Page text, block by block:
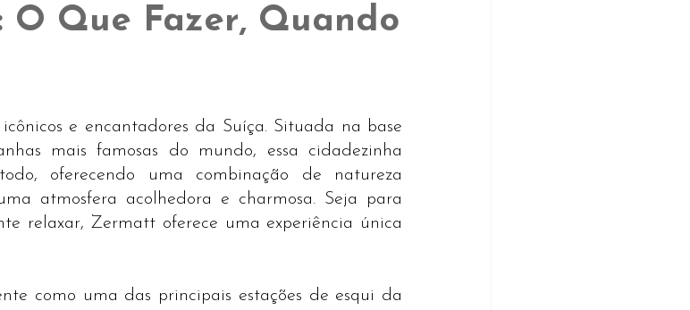
O Que Fazer, Quando
e encantadores da Suíça. Situada na base
mais famosas do mundo, essa cidadezinha
oferecendo uma combinação de natureza
atmosfera acolhedora e charmosa. Seja para
relaxar, Zermatt oferece uma experiência única
como uma das principais estações de esqui da